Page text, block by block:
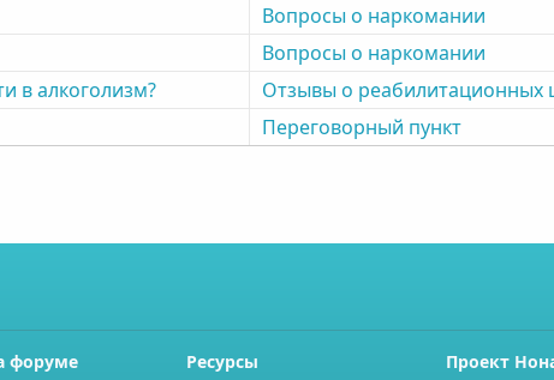
Вопросы о наркомании
Вопросы о наркомании
в алкоголизм? Отзывы о реабилитационных
Переговорный пункт
форуме Ресурсы Проект